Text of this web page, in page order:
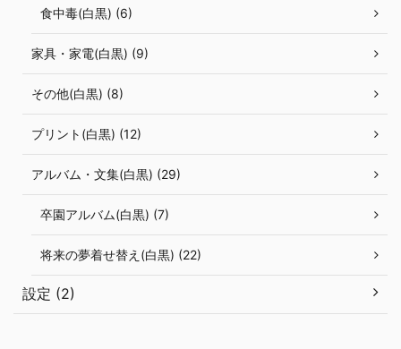
食中毒(白黒) (6)
家具・家電(白黒) (9)
その他(白黒) (8)
プリント(白黒) (12)
アルバム・文集(白黒) (29)
卒園アルバム(白黒) (7)
将来の夢着せ替え(白黒) (22)
設定 (2)